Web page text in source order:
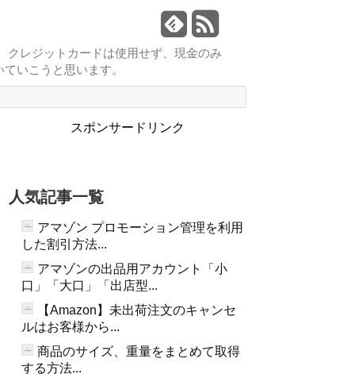
クレジットカードは使用せず、現金のみ
いこうと思います。
スポンサードリンク
人気記事一覧
アマゾン プロモーション管理を利用
した割引方法...
アマゾンの出品用アカウント「小
口」「大口」「出店型...
【Amazon】未出荷注文のキャンセ
ルはお客様から...
商品のサイズ、重量をまとめて取得
する方法...